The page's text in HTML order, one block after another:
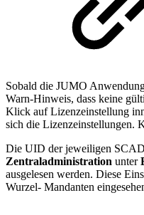
Sobald die JUMO
Warn-Hinweis, dass keine
Klick auf Lizenzeinstellung
sich die Lizenzeinstellungen.
Die UID der jeweiligen
Zentraladministration unter
ausgelesen werden. Diese
Wurzel- Mandanten